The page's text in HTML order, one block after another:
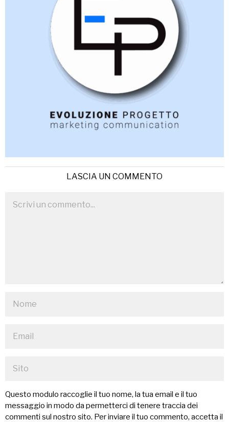
LASCIA UN COMMENTO
Questo modulo raccoglie il tuo nome, la tua email e il tuo
messaggio in modo da permetterci di tenere traccia dei
commenti sul nostro sito. Per inviare il tuo commento, accetta il